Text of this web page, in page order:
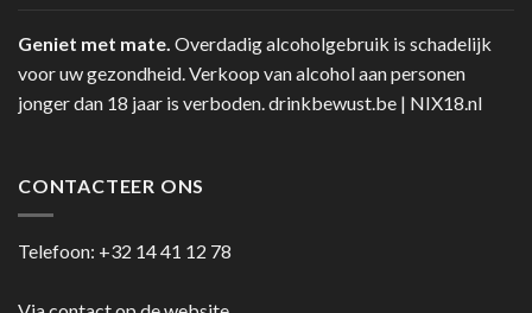
Geniet met mate. Overdadig alcoholgebruik is schadelijk
voor uw gezondheid. Verkoop van alcohol aan personen
jonger dan 18 jaar is verboden.drinkbewust.be | NIX18.nl
CONTACTEER ONS
Telefoon: +32 14 41 12 78